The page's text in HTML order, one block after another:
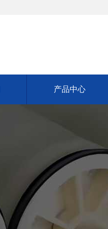
产品中心